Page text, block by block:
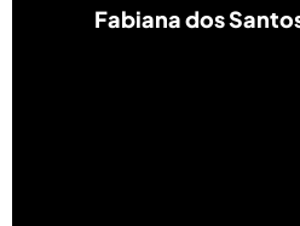
Fabiana dos